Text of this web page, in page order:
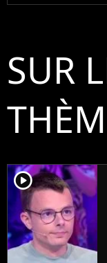
SUR
player2